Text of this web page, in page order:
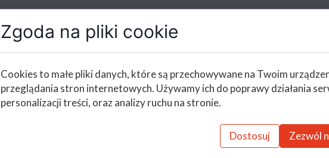
Zgoda na pliki cookie
Cookies to małe pliki danych, które są przechowywane na Twoim
przeglądania stron internetowych. Używamy ich do poprawy działania
personalizacji treści, oraz analizy ruchu na stronie.
Dostosuj Zezwól